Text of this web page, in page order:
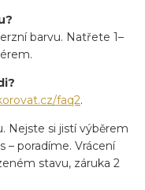
barvu. Natřete 1–
faq2.
Nejste si jistí výběrem
poradíme. Vrácení
stavu, záruka 2